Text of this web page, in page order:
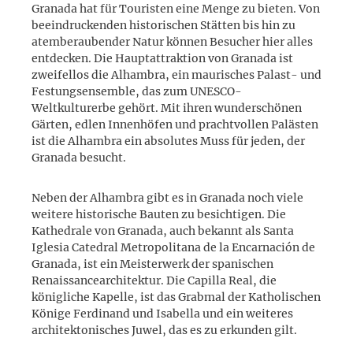
Granada hat für Touristen eine Menge zu bieten. Von
beeindruckenden historischen Stätten bis hin zu
atemberaubender Natur können Besucher hier alles
entdecken. Die Hauptattraktion von Granada ist
zweifellos die Alhambra, ein maurisches Palast- und
Festungsensemble, das zum UNESCO-
Weltkulturerbe gehört. Mit ihren wunderschönen
Gärten, edlen Innenhöfen und prachtvollen Palästen
ist die Alhambra ein absolutes Muss für jeden, der
Granada besucht.
Neben der Alhambra gibt es in Granada noch viele
weitere historische Bauten zu besichtigen. Die
Kathedrale von Granada, auch bekannt als Santa
Iglesia Catedral Metropolitana de la Encarnación de
Granada, ist ein Meisterwerk der spanischen
Renaissancearchitektur. Die Capilla Real, die
königliche Kapelle, ist das Grabmal der Katholischen
Könige Ferdinand und Isabella und ein weiteres
architektonisches Juwel, das es zu erkunden gilt.